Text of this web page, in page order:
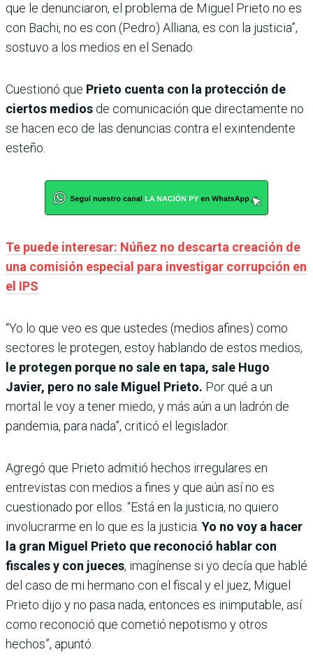
que le denunciaron, el problema de Miguel Prieto no es
con Bachi, no es con (Pedro) Alliana, es con la justicia”,
sostuvo a los medios en el Senado.
Cuestionó que Prieto cuenta con la protección de
ciertos medios de comunicación que directamente no
se hacen eco de las denuncias contra el exintendente
esteño.
Te puede interesar: Núñez no descarta creación de
una comisión especial para investigar corrupción en
el IPS
“Yo lo que veo es que ustedes (medios afines) como
sectores le protegen, estoy hablando de estos medios,
le protegen porque no sale en tapa, sale Hugo
Javier, pero no sale Miguel Prieto. Por qué a un
mortal le voy a tener miedo, y más aún a un ladrón de
pandemia, para nada”, criticó el legislador.
Agregó que Prieto admitió hechos irregulares en
entrevistas con medios a fines y que aún así no es
cuestionado por ellos. “Está en la justicia, no quiero
involucrarme en lo que es la justicia. Yo no voy a hacer
la gran Miguel Prieto que reconoció hablar con
fiscales y con jueces, imagínense si yo decía que hablé
del caso de mi hermano con el fiscal y el juez, Miguel
Prieto dijo y no pasa nada, entonces es inimputable, así
como reconoció que cometió nepotismo y otros
hechos”, apuntó.